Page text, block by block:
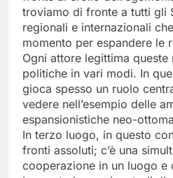
troviamo di fronte a tutti gli
regionali e internazionali
momento per espandere le
Ogni attore legittima
politiche in vari modi. In
gioca spesso un ruolo
vedere nell’esempio delle
espansionistiche neo-
In terzo luogo, in questo
fronti assoluti; c’è una
cooperazione in un luogo e